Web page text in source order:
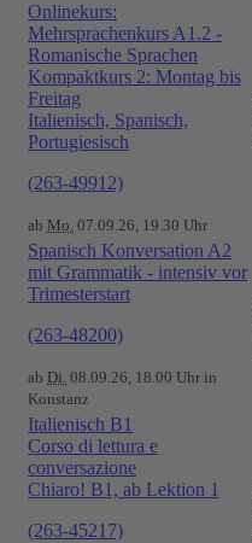
Onlinekurs:
Mehrsprachenkurs A1.2 -
Romanische Sprachen
Kompaktkurs 2: Montag bis
Freitag
Italienisch, Spanisch,
Portugiesisch
(263-49912)
ab Mo. 07.09.26, 19.30 Uhr
Spanisch Konversation A2
mit Grammatik - intensiv vor
Trimesterstart
(263-48200)
ab Di. 08.09.26, 18.00 Uhr in
Konstanz
Italienisch B1
Corso di lettura e
conversazione
Chiaro! B1, ab Lektion 1
(263-45217)